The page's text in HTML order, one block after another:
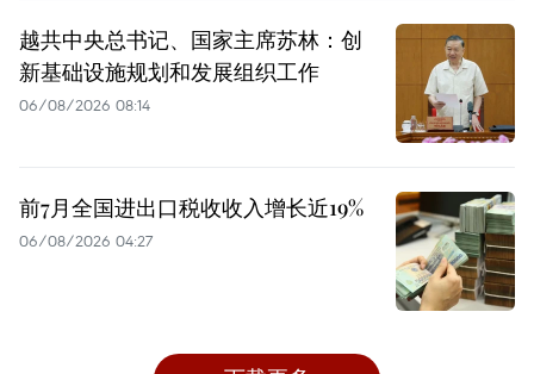
越共中央总书记、国家主席苏林：创
新基础设施规划和发展组织工作
06/08/2026 08:14
前7月全国进出口税收收入增长近19%
06/08/2026 04:27